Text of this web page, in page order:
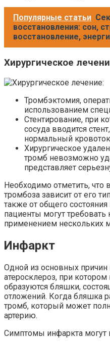
Популярные статьи
восстановления: сон,
восстановление,
Хирургическое
Тромбэктомия,
использованием
Стентирование, при
сосуда вводится
нормальный
Хирургическое
тромб невозможно
представляет
Необходимо отметить, что
тромбоза зависит от его
также от общего
пациенты могут
применением нескольких
Инфаркт
Одной из основных причин
атеросклероз, при котором
образуются бляшки,
отложений. Когда бляшка
тромб, который может
артерию.
Симптомы инфаркта могут